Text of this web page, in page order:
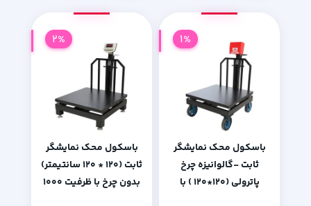
باسکول محک نمایشگر
ثابت -گالوانیزه چرخ
پاترولی (120*120 ) با
1%
باسکول محک نمایشگر
ثابت (120 * 120 سانتیمتر)
بدون چرخ با ظرفیت 1000
2%